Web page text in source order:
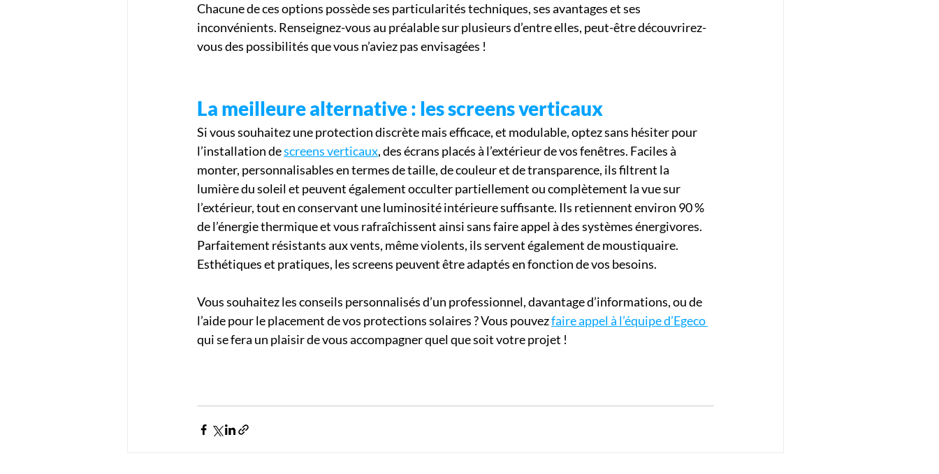
Chacune de ces options possède ses particularités techniques, ses avantages et ses
inconvénients. Renseignez-vous au préalable sur plusieurs d’entre elles, peut-être découvrirez-
vous des possibilités que vous n’aviez pas envisagées !
La meilleure alternative : les screens verticaux
Si vous souhaitez une protection discrète mais efficace, et modulable, optez sans hésiter pour
l’installation de screens verticaux, des écrans placés à l’extérieur de vos fenêtres. Faciles à
monter, personnalisables en termes de taille, de couleur et de transparence, ils filtrent la
lumière du soleil et peuvent également occulter partiellement ou complètement la vue sur
l’extérieur, tout en conservant une luminosité intérieure suffisante. Ils retiennent environ 90 %
de l’énergie thermique et vous rafraîchissent ainsi sans faire appel à des systèmes énergivores.
Parfaitement résistants aux vents, même violents, ils servent également de moustiquaire.
Esthétiques et pratiques, les screens peuvent être adaptés en fonction de vos besoins.
Vous souhaitez les conseils personnalisés d’un professionnel, davantage d’informations, ou de
l’aide pour le placement de vos protections solaires ? Vous pouvez faire appel à l’équipe d’Egeco
qui se fera un plaisir de vous accompagner quel que soit votre projet !